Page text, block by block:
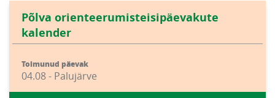
Põlva orienteerumisteisipäevakute
kalender
Toimunud päevak
04.08 - Palujärve